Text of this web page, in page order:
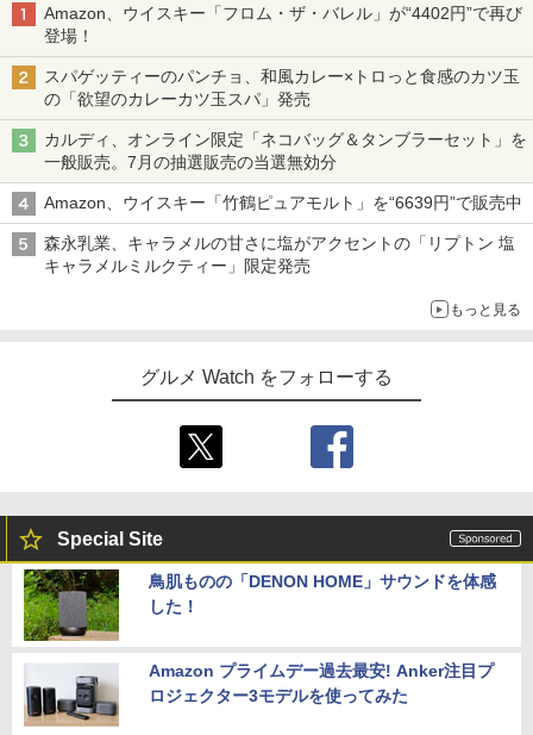
Amazon、ウイスキー「フロム・ザ・バレル」が“4402円”で再び
登場！
スパゲッティーのパンチョ、和風カレー×トロっと食感のカツ玉
の「欲望のカレーカツ玉スパ」発売
カルディ、オンライン限定「ネコバッグ＆タンブラーセット」を
一般販売。7月の抽選販売の当選無効分
Amazon、ウイスキー「竹鶴ピュアモルト」を“6639円”で販売中
森永乳業、キャラメルの甘さに塩がアクセントの「リプトン 塩
キャラメルミルクティー」限定発売
もっと見る
グルメ Watch をフォローする
Special Site
鳥肌ものの「DENON HOME」サウンドを体感
した！
Amazon プライムデー過去最安! Anker注目プ
ロジェクター3モデルを使ってみた